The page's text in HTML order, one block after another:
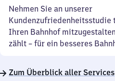
Nehmen Sie an unserer
Kundenzufriedenheitsstudie
Ihren Bahnhof
zählt – für ein besseres
Zum Überblick aller Services